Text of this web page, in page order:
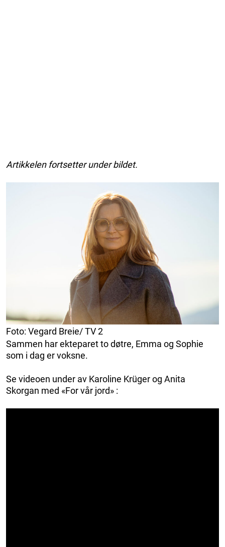
Artikkelen fortsetter under bildet.
Foto: Vegard Breie/ TV 2
Sammen har ekteparet to døtre, Emma og Sophie
som i dag er voksne.
Se videoen under av Karoline Krüger og Anita
Skorgan med «For vår jord» :